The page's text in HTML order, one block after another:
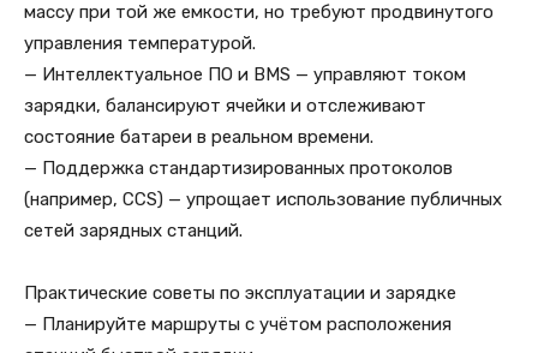
массу при той же емкости, но требуют продвинутого
управления температурой.
— Интеллектуальное ПО и BMS — управляют током
зарядки, балансируют ячейки и отслеживают
состояние батареи в реальном времени.
— Поддержка стандартизированных протоколов
(например, CCS) — упрощает использование публичных
сетей зарядных станций.
Практические советы по эксплуатации и зарядке
— Планируйте маршруты с учётом расположения